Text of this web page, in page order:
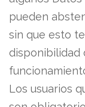
pueden
sin que esto
disponibilidad
Los usuarios